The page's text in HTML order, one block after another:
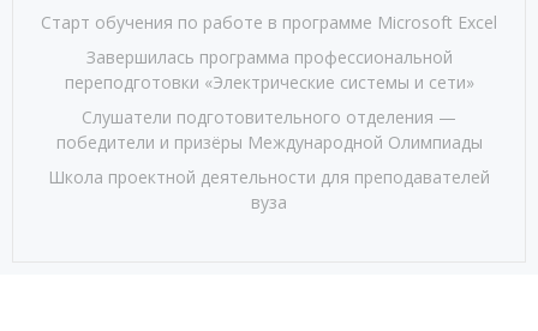
Старт обучения по работе в программе Microsoft Excel
Завершилась программа профессиональной
переподготовки «Электрические системы и сети»
Слушатели подготовительного отделения —
победители и призёры Международной Олимпиады
Школа проектной деятельности для преподавателей
вуза